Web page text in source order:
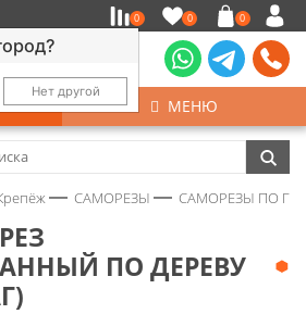
Нет другой
0 0 0
МЕНЮ
САМОРЕЗЫ САМОРЕЗЫ ПО
ПО ДЕРЕВУ